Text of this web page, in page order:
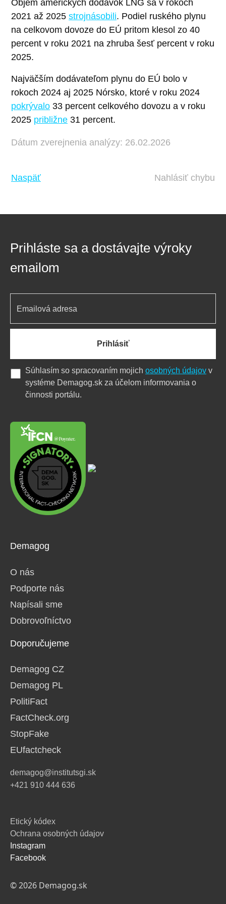
Objem amerických dodávok LNG sa v rokoch
2021 až 2025 strojnásobili. Podiel ruského plynu
na celkovom dovoze do EÚ pritom klesol zo 40
percent v roku 2021 na zhruba šesť percent v roku
2025.
Najväčším dodávateľom plynu do EÚ bolo v
rokoch 2024 aj 2025 Nórsko, ktoré v roku 2024
pokrývalo 33 percent celkového dovozu a v roku
2025 približne 31 percent.
Dátum zverejnenia analýzy: 26.02.2026
Naspäť Nahlásiť chybu
Demagog
O nás
Podporte nás
Napísali sme
Dobrovoľníctvo
Doporučujeme
Demagog CZ
Demagog PL
PolitiFact
FactCheck.org
StopFake
EUfactcheck
demagog@institutsgi.sk
+421 910 444 636
Prihláste sa a dostávajte výroky
emailom
Prihlásiť
Súhlasím so spracovaním mojich osobných údajov v
systéme Demagog.sk za účelom informovania o
činnosti portálu.
Etický kódex
Ochrana osobných údajov
Instagram
Facebook
© 2026 Demagog.sk